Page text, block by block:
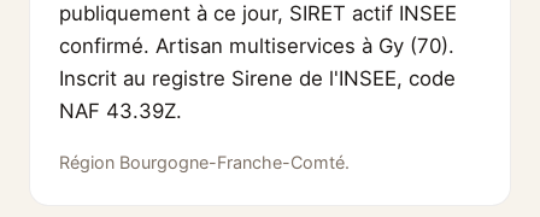
publiquement à ce jour, SIRET actif INSEE
confirmé. Artisan multiservices à Gy (70).
Inscrit au registre Sirene de l'INSEE, code
NAF 43.39Z.
Région Bourgogne-Franche-Comté.